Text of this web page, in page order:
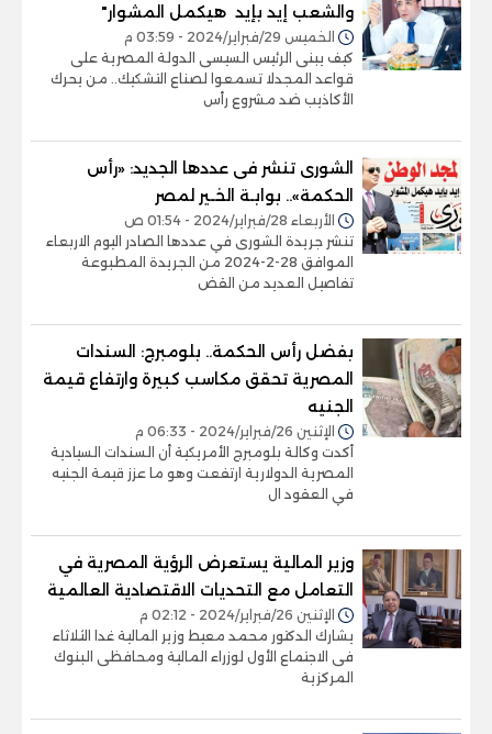
والشعب إيد بإيد هيكمل المشوار"
الخميس 29/فبراير/2024 - 03:59 م
كيف يبنى الرئيس السيسى الدولة المصرية على
قواعد المجدلا تسمعوا لصناع التشكيك.. من يحرك
الأكاذيب ضد مشروع رأس
الشورى تنشر فى عددها الجديد: «رأس
الحكمة».. بوابـة الخـير لمصر
الأربعاء 28/فبراير/2024 - 01:54 ص
تنشر جريدة الشورى في عددها الصادر اليوم الاربعاء
الموافق 28-2-2024 من الجريدة المطبوعة
تفاصيل العديد من القض
بفضل رأس الحكمة.. بلومبرج: السندات
المصرية تحقق مكاسب كبيرة وارتفاع قيمة
الجنيه
الإثنين 26/فبراير/2024 - 06:33 م
أكدت وكالة بلومبرج الأمريكية أن السندات السيادية
المصرية الدولارية ارتفعت وهو ما عزز قيمة الجنيه
في العقود ال
وزير المالية يستعرض الرؤية المصرية في
التعامل مع التحديات الاقتصادية العالمية
الإثنين 26/فبراير/2024 - 02:12 م
يشارك الدكتور محمد معيط وزير المالية غدا الثلاثاء
فى الاجتماع الأول لوزراء المالية ومحافظى البنوك
المركزية